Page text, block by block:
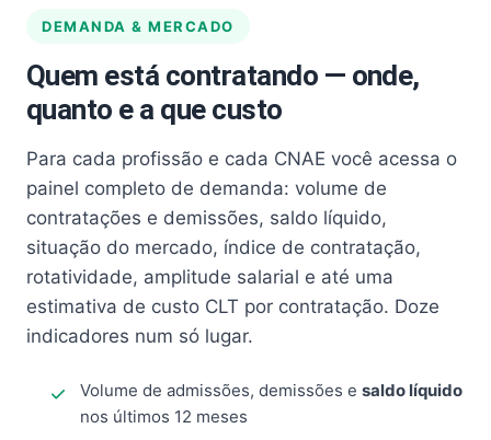
DEMANDA & MERCADO
Quem está contratando — onde,
quanto e a que custo
Para cada profissão e cada CNAE você acessa o
painel completo de demanda: volume de
contratações e demissões, saldo líquido,
situação do mercado, índice de contratação,
rotatividade, amplitude salarial e até uma
estimativa de custo CLT por contratação. Doze
indicadores num só lugar.
Volume de admissões, demissões e saldo líquido
nos últimos 12 meses